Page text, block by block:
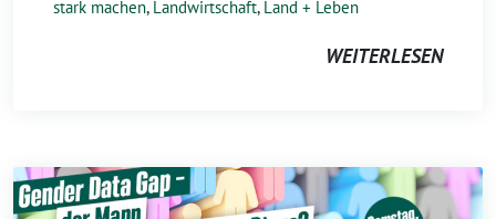
stark machen, Landwirtschaft, Land + Leben
WEITERLESEN